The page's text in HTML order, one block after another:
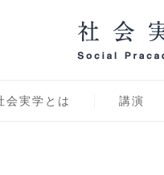
会実学とは 講演